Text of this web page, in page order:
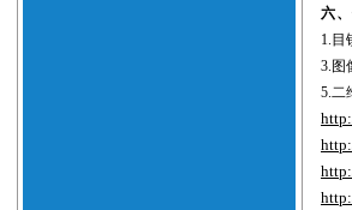
六
1. 目
3.
5.